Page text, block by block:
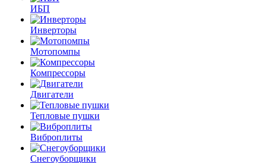
ИБП
Инверторы
Мотопомпы
Компрессоры
Двигатели
Тепловые пушки
Виброплиты
Снегоуборщики